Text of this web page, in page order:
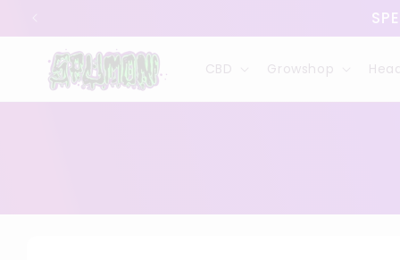
ai contenuti
CBD Growshop